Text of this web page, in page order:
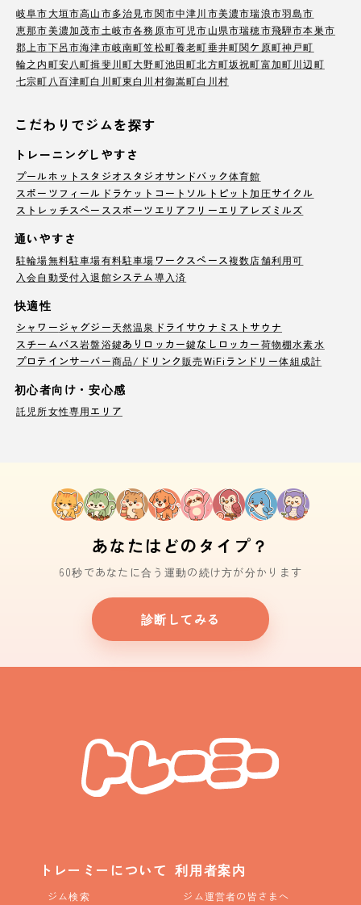
岐阜市大垣市高山市多治見市関市中津川市美濃市瑞浪市羽島市
恵那市美濃加茂市土岐市各務原市可児市山県市瑞穂市飛騨市本巣市
郡上市下呂市海津市岐南町笠松町養老町垂井町関ケ原町神戸町
輪之内町安八町揖斐川町大野町池田町北方町坂祝町富加町川辺町
七宗町 八百津町白川町東白川村御嵩町白川村
こだわりでジムを探す
トレーニングしやすさ
プールホットスタジオ スタジオサンドバック体育館
スポーツフィールド ラケットコート ソルトピット加圧サイクル
ストレッチスペース スポーツエリア フリーエリア レズミルズ
通いやすさ
駐輪場無料駐車場有料駐車場ワークスペース複数店舗利用可
入会自動受付 入退館システム導入済
快適性
シャワージャグジー天然温泉 ドライサウナ ミストサウナ
スチームバス岩盤浴鍵ありロッカー鍵なしロッカー荷物棚水素水
プロテインサーバー商品/ドリンク販売WiFi ランドリー体組成計
初心者向け・安心感
託児所女性専用エリア
あなたはどのタイプ？
60秒であなたに合う運動の続け方が分かります
診断してみる
トレーミーについて
ジム検索
利用者案内
ジム運営者の皆さまへ